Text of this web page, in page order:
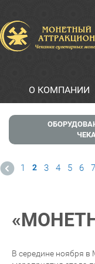
О КОМПАНИИ
1 2 3 4 5 6 7
В середине ноября